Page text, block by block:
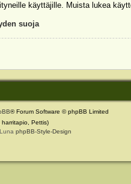
käyttäjille. Muista lukea
suoja
® Forum Software © phpBB Limited
Pettis)
phpBB-Style-Design